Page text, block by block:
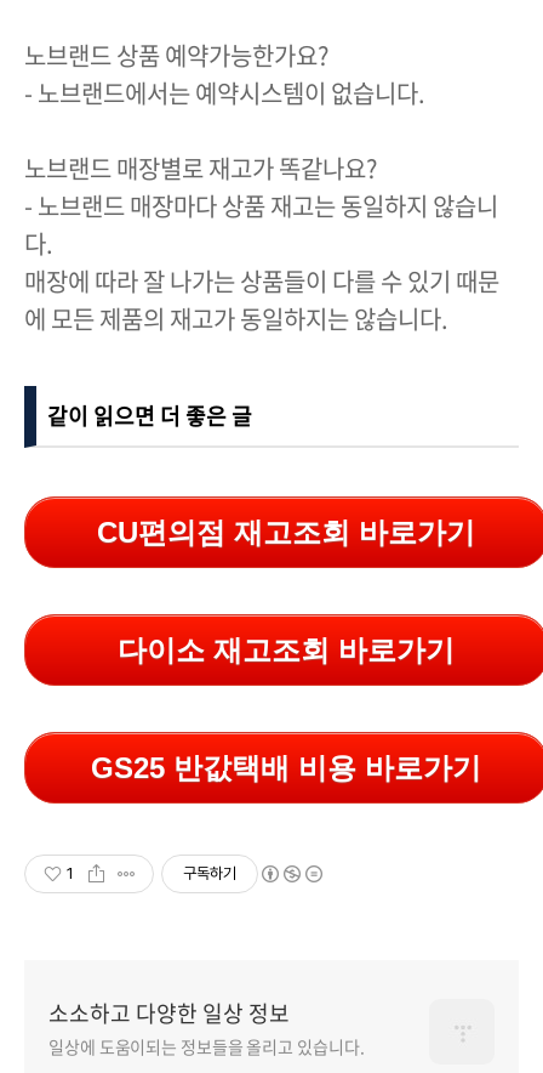
노브랜드 상품 예약가능한가요?
- 노브랜드에서는 예약시스템이 없습니다.
노브랜드 매장별로 재고가 똑같나요?
- 노브랜드 매장마다 상품 재고는 동일하지 않습니
다.
매장에 따라 잘 나가는 상품들이 다를 수 있기 때문
에 모든 제품의 재고가 동일하지는 않습니다.
같이 읽으면 더 좋은 글
CU편의점 재고조회 바로가기
다이소 재고조회 바로가기
GS25 반값택배 비용 바로가기
1 구독하기
소소하고 다양한 일상 정보
일상에 도움이되는 정보들을 올리고 있습니다.